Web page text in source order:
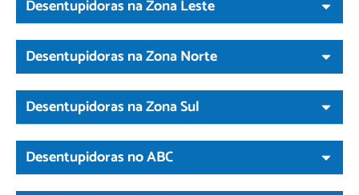
Desentupidoras na Zona Leste
Desentupidoras na Zona Norte
Desentupidoras na Zona Sul
Desentupidoras no ABC